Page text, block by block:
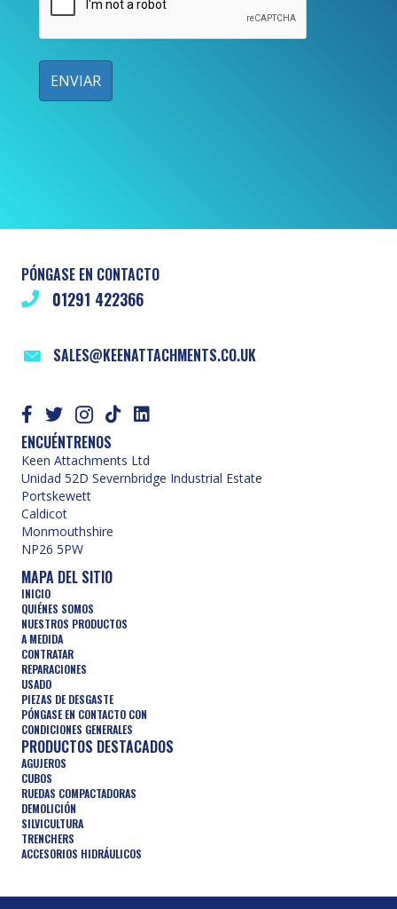
PÓNGASE EN CONTACTO
01291 422366
SALES@KEENATTACHMENTS.CO.UK
ENCUÉNTRENOS
Keen Attachments Ltd
Unidad 52D Severnbridge Industrial Estate
Portskewett
Caldicot
Monmouthshire
NP26 5PW
MAPA DEL SITIO
INICIO
QUIÉNES SOMOS
NUESTROS PRODUCTOS
A MEDIDA
CONTRATAR
REPARACIONES
USADO
PIEZAS DE DESGASTE
PÓNGASE EN CONTACTO CON
CONDICIONES GENERALES
PRODUCTOS DESTACADOS
AGUJEROS
CUBOS
RUEDAS COMPACTADORAS
DEMOLICIÓN
SILVICULTURA
TRENCHERS
ACCESORIOS HIDRÁULICOS